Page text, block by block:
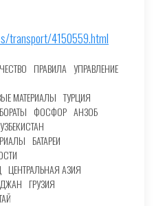
transport/4150559.html
ПРАВИЛА УПРАВЛЕНИЕ
МАТЕРИАЛЫ ТУРЦИЯ
БОРАТЫ ФОСФОР АНЗОБ
УЗБЕКИСТАН
БАТАРЕИ
ЦЕНТРАЛЬНАЯ АЗИЯ
ГРУЗИЯ